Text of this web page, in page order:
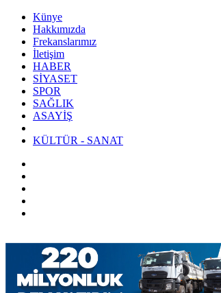
Künye
Hakkımızda
Frekanslarımız
İletişim
HABER
SİYASET
SPOR
SAĞLIK
ASAYİŞ
KÜLTÜR - SANAT